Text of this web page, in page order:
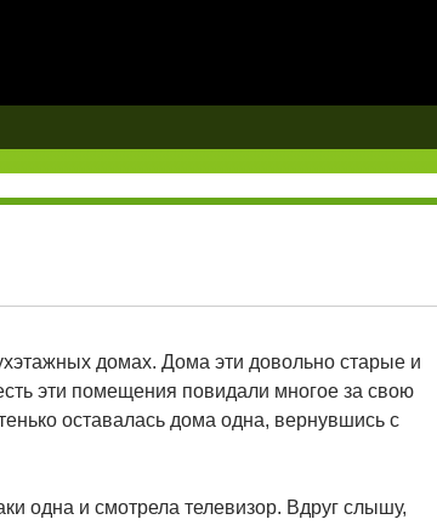
домах. Дома эти довольно старые и
эти помещения повидали многое за свою
оставалась дома одна, вернувшись с
одна и смотрела телевизор. Вдруг слышу,